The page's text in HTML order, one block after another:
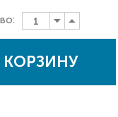
КОРЗИНУ